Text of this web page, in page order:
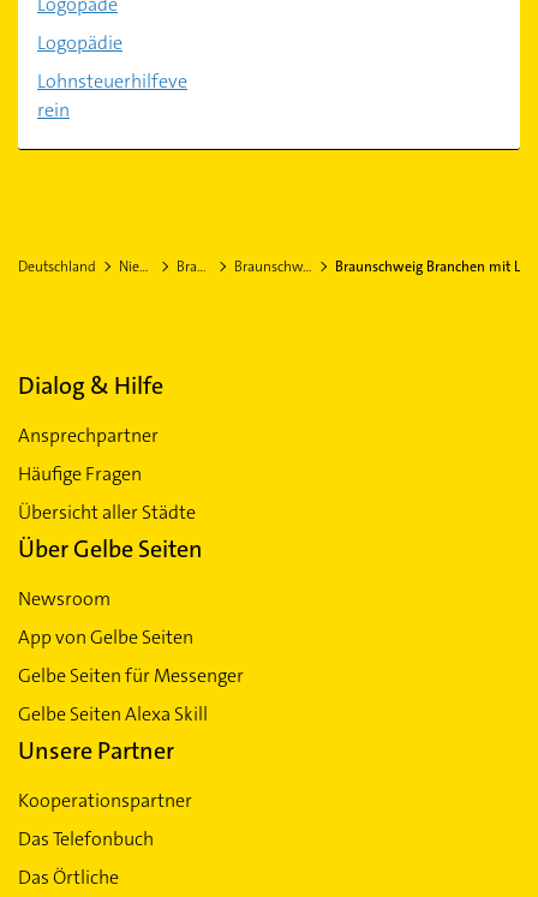
Logopädie
Lohnsteuerhilfeve
rein
Deutschland Niedersachsen Braunschweig Braunschweig Stadtteil Lehndorf Braunschweig Branchen mit L
Dialog & Hilfe
Ansprechpartner
Häufige Fragen
Übersicht aller Städte
Über Gelbe Seiten
Newsroom
App von Gelbe Seiten
Gelbe Seiten für Messenger
Gelbe Seiten Alexa Skill
Unsere Partner
Kooperationspartner
Das Telefonbuch
Das Örtliche